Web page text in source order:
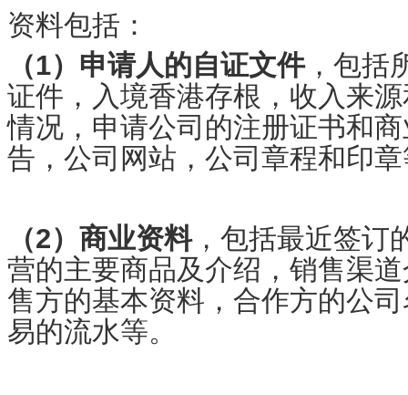
资料包括：
（1）申请人的自证文件，包括
证件，入境香港存根，收入来
情况，申请公司的注册证书和
告，公司网站，公司章程和印
（2）商业资料，包括最近签订
营的主要商品及介绍，销售渠
售方的基本资料，合作方的公
易的流水等。